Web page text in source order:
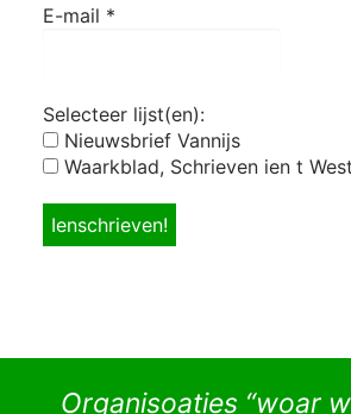
E-mail *
Selecteer lijst(en):
Nieuwsbrief Vannijs
Waarkblad, Schrieven ien
Organisoaties “woar